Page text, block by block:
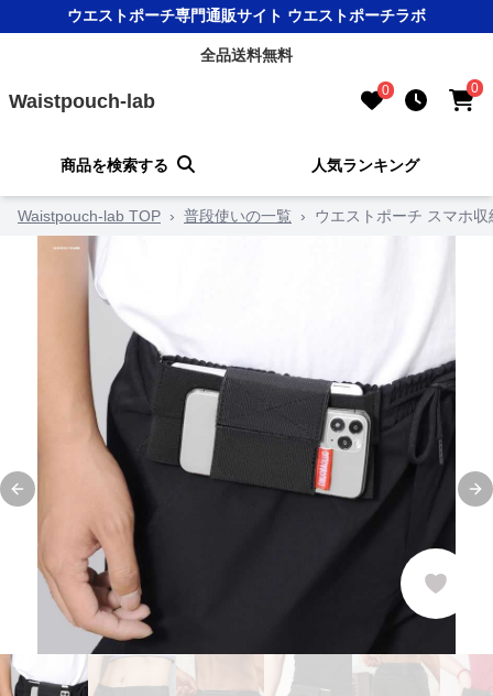
ウエストポーチ専門通販サイト ウエストポーチラボ
全品送料無料
Waistpouch-lab 0 0
商品を検索する 人気ランキング
Waistpouch-lab TOP › 普段使いの一覧 › ウエストポーチ スマホ
Previous slide